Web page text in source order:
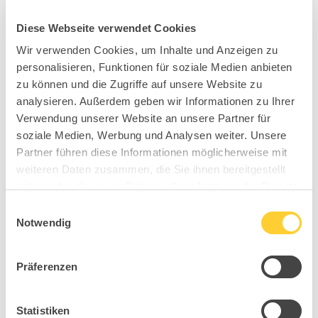
Diese Webseite verwendet Cookies
Wir verwenden Cookies, um Inhalte und Anzeigen zu
personalisieren, Funktionen für soziale Medien anbieten
zu können und die Zugriffe auf unsere Website zu
analysieren. Außerdem geben wir Informationen zu Ihrer
Verwendung unserer Website an unsere Partner für
soziale Medien, Werbung und Analysen weiter. Unsere
Partner führen diese Informationen möglicherweise mit
weiteren Daten zusammen, die Sie ihnen bereitgestellt
Notwendig
Präferenzen
Statistiken